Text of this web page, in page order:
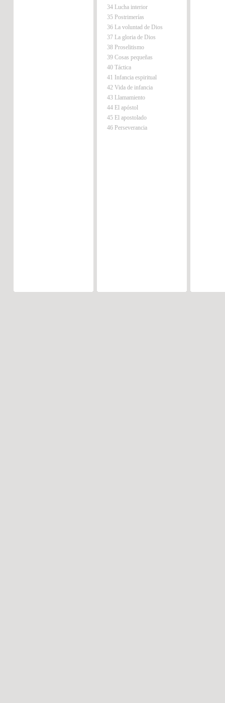
34 Lucha interior
35 Postrimerías
36 La voluntad de Dios
37 La gloria de Dios
38 Proselitismo
39 Cosas pequeñas
40 Táctica
41 Infancia espiritual
42 Vida de infancia
43 Llamamiento
44 El apóstol
45 El apostolado
46 Perseverancia